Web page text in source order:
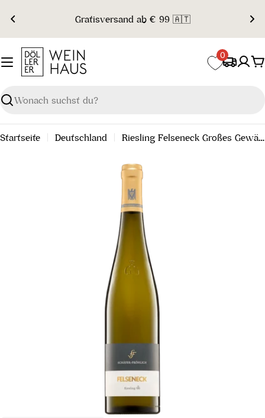
Inhalt
springen
Gratisversand ab € 99 🇦🇹
Suchen
0
Startseite Deutschland Riesling Felseneck Großes Gewächs 2023